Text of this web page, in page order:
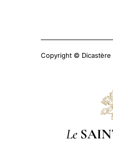
Copyright © Dicastère
Le